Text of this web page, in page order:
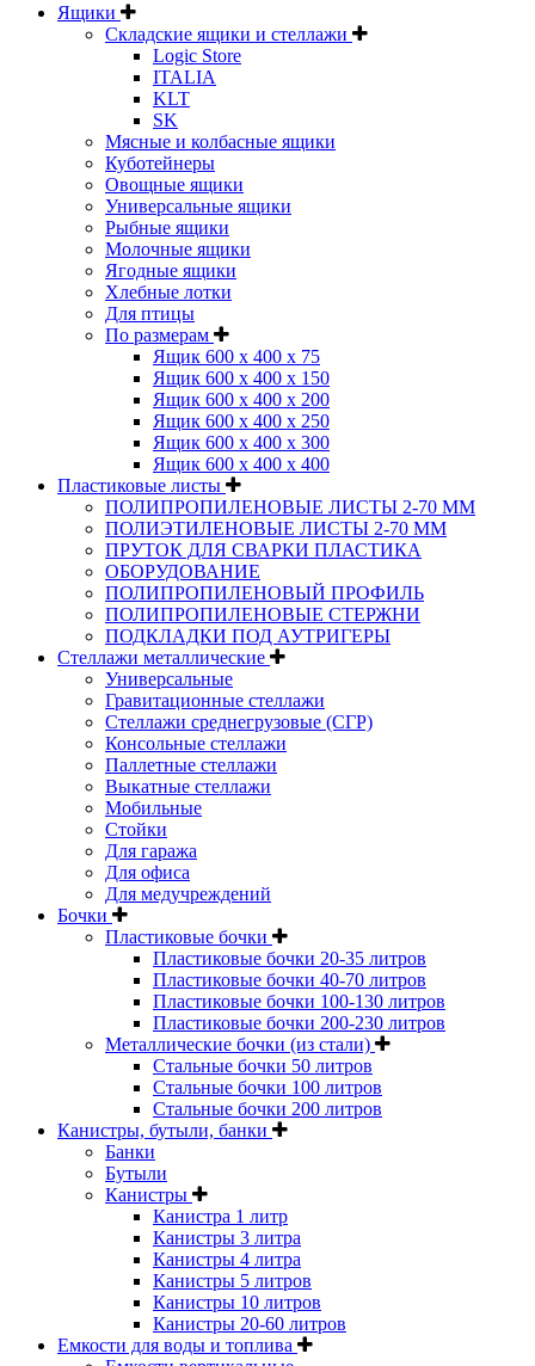
Ящики
Складские ящики и стеллажи
Logic Store
ITALIA
KLT
SK
Мясные и колбасные ящики
Куботейнеры
Овощные ящики
Универсальные ящики
Рыбные ящики
Молочные ящики
Ягодные ящики
Хлебные лотки
Для птицы
По размерам
Ящик 600 х 400 х 75
Ящик 600 х 400 х 150
Ящик 600 х 400 х 200
Ящик 600 х 400 х 250
Ящик 600 х 400 х 300
Ящик 600 х 400 х 400
Пластиковые листы
ПОЛИПРОПИЛЕНОВЫЕ ЛИСТЫ 2-70 ММ
ПОЛИЭТИЛЕНОВЫЕ ЛИСТЫ 2-70 ММ
ПРУТОК ДЛЯ СВАРКИ ПЛАСТИКА
ОБОРУДОВАНИЕ
ПОЛИПРОПИЛЕНОВЫЙ ПРОФИЛЬ
ПОЛИПРОПИЛЕНОВЫЕ СТЕРЖНИ
ПОДКЛАДКИ ПОД АУТРИГЕРЫ
Стеллажи металлические
Универсальные
Гравитационные стеллажи
Стеллажи среднегрузовые (СГР)
Консольные стеллажи
Паллетные стеллажи
Выкатные стеллажи
Мобильные
Стойки
Для гаража
Для офиса
Для медучреждений
Бочки
Пластиковые бочки
Пластиковые бочки 20-35 литров
Пластиковые бочки 40-70 литров
Пластиковые бочки 100-130 литров
Пластиковые бочки 200-230 литров
Металлические бочки (из стали)
Стальные бочки 50 литров
Стальные бочки 100 литров
Стальные бочки 200 литров
Канистры, бутыли, банки
Банки
Бутыли
Канистры
Канистра 1 литр
Канистры 3 литра
Канистры 4 литра
Канистры 5 литров
Канистры 10 литров
Канистры 20-60 литров
Емкости для воды и топлива